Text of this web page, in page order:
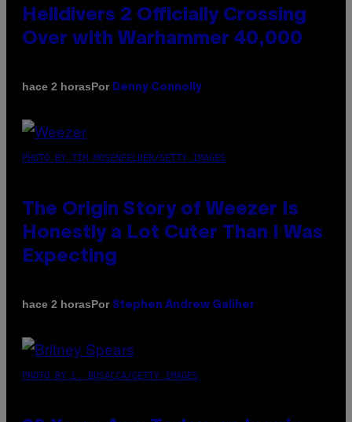
Helldivers 2 Officially Crossing
Over with Warhammer 40,000
hace 2 horasPor Denny Connolly
PHOTO BY TIM MOSENFELDER/GETTY IMAGES
The Origin Story of Weezer Is
Honestly a Lot Cuter Than I Was
Expecting
hace 2 horasPor Stephen Andrew Galiher
PHOTO BY L. BUSACCA/GETTY IMAGES